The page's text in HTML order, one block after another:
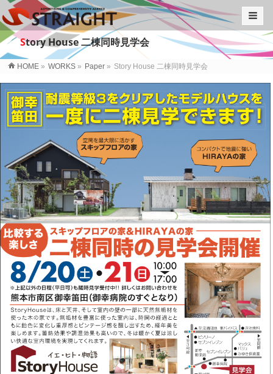
Story House 二棟同時見学会
HOME » WORKS » Paper » Story House 二棟同時見学会